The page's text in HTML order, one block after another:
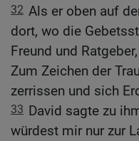
32 Als er oben auf
dort, wo die
Freund und
Zum Zeichen der
zerrissen und sich
33 David sagte zu
würdest mir nur zur